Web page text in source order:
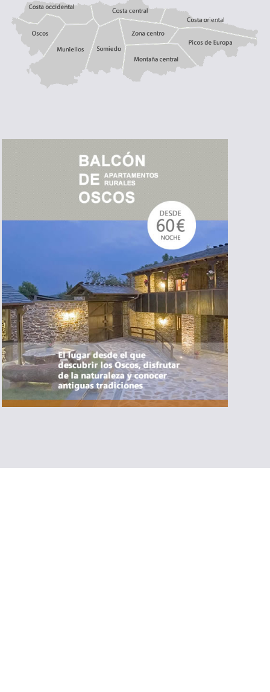
Costa occidental
Oscos Muniellos Somiedo zona centro
Montaña central Picos de Europa